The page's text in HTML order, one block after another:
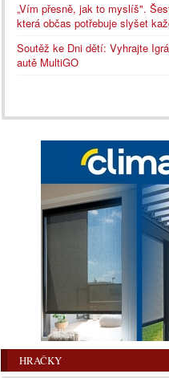
„Vím přesně, jak to myslíš".
která občas potřebuje slyšet
Soutěž ke Dni dětí: Vyhrajte
autě MultiGO
HRAČKY